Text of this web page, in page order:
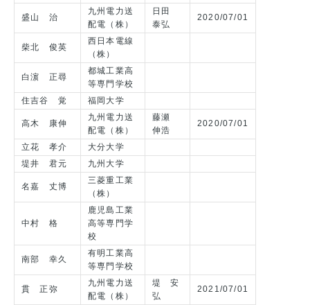
盛山 治
九州電力送
配電（株）
日田
泰弘
2020/07/01
柴北 俊英
西日本電線
（株）
白濵 正尋
都城工業高
等専門学校
住吉谷 覚
福岡大学
高木 康伸
九州電力送
配電（株）
藤瀬
伸浩
2020/07/01
立花 孝介
大分大学
堤井 君元
九州大学
名嘉 丈博
三菱重工業
（株）
中村 格
鹿児島工業
高等専門学
校
南部 幸久
有明工業高
等専門学校
貫 正弥
九州電力送
配電（株）
堤 安
弘
2021/07/01